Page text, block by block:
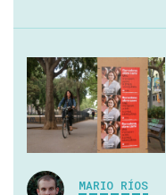
MARIO RÍOS